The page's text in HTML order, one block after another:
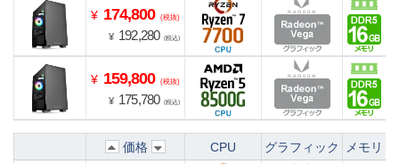
¥ 174,800 (税抜)
¥ 192,280 (税込)
¥ 159,800 (税抜)
¥ 175,780 (税込)
価格 CPU グラフィック メモリ